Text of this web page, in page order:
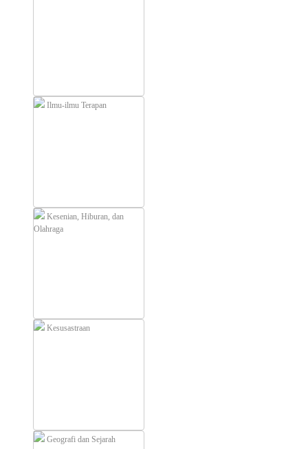
Ilmu-ilmu Terapan
Kesenian, Hiburan, dan
Olahraga
Kesusastraan
Geografi dan Sejarah